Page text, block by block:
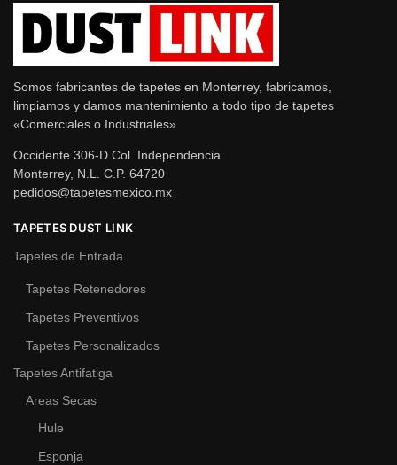
Somos fabricantes de tapetes en Monterrey, fabricamos,
limpiamos y damos mantenimiento a todo tipo de tapetes
«Comerciales o Industriales»
Occidente 306-D Col. Independencia
Monterrey, N.L. C.P. 64720
pedidos@tapetesmexico.mx
TAPETES DUST LINK
Tapetes de Entrada
Tapetes Retenedores
Tapetes Preventivos
Tapetes Personalizados
Tapetes Antifatiga
Areas Secas
Hule
Esponja